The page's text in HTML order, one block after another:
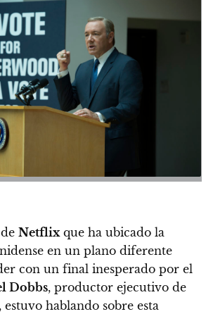
Netflixque ha ubicado la
en un plano diferente
con un final inesperado por el
Dobbs, productor ejecutivo de
, estuvo hablando sobre esta